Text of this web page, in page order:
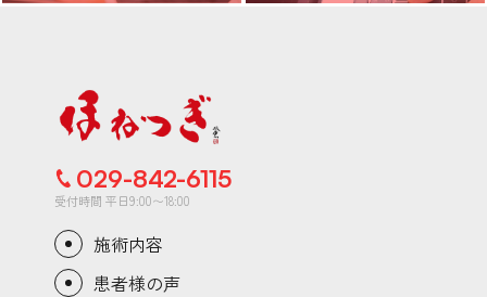
029-842-6115
受付時間 平日9:00〜18:00
施術内容
患者様の声